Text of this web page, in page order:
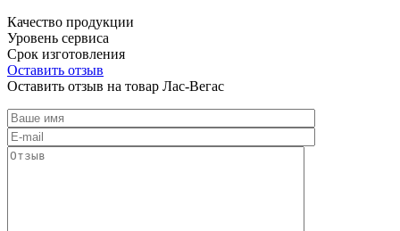
Качество продукции
Уровень сервиса
Срок изготовления
Оставить отзыв
Оставить отзыв на товар Лас-Вегас